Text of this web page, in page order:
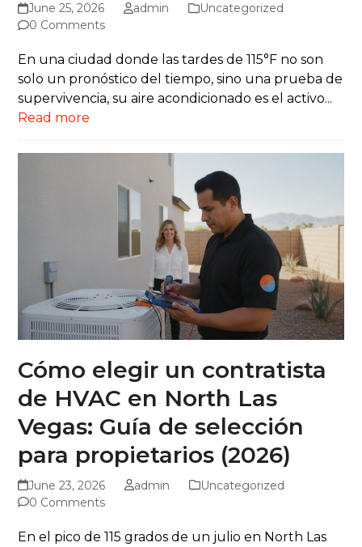
June 25, 2026 admin
Uncategorized
0 Comments
En una ciudad donde las tardes de 115°F no son
solo un pronóstico del tiempo, sino una prueba de
supervivencia, su aire acondicionado es el activo...
Read more
Cómo elegir un contratista
de HVAC en North Las
Vegas: Guía de selección
para propietarios (2026)
June 23, 2026 admin
Uncategorized
0 Comments
En el pico de 115 grados de un julio en North Las